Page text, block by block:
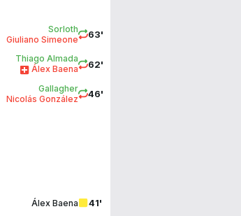
63'
Sorloth
Giuliano Simeone
62'
Thiago Almada
Álex Baena
46'
Gallagher
Nicolás González
41'
Álex Baena